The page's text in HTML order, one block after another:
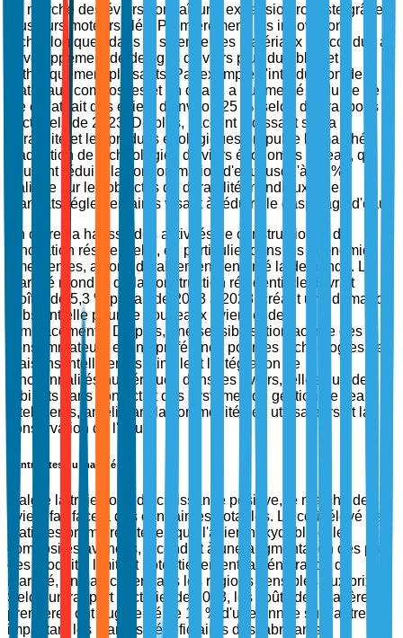
Le marché des éviers connaît une expansion robuste grâce à
plusieurs moteurs clés. Premièrement, les innovations
technologiques dans la science des matériaux ont conduit au
développement de designs d'éviers plus durables et
esthétiquement plaisants. Par exemple, l'introduction de
matériaux composites et en quartz a augmenté la durée de
vie et l'attrait des éviers d'environ 25 %, selon des rapports
sectoriels de 2023. De plus, l'accent croissant sur la
durabilité et les produits écologiques propulse le marché.
L'adoption de technologies d'éviers économes en eau, qui
peuvent réduire la consommation d'eau jusqu'à 30 %,
s'aligne sur les objectifs de durabilité mondiaux et les
mandats réglementaires visant à réduire le gaspillage d'eau.
En outre, la hausse des activités de construction et de
rénovation résidentielle, en particulier dans les économies
émergentes, a considérablement renforcé la demande. Le
marché mondial de la construction résidentielle devrait
croître de 5,3 % par an de 2023 à 2028, créant une demande
substantielle pour de nouveaux éviers et des
remplacements. De plus, une sensibilisation accrue des
consommateurs et une préférence pour les technologies de
maisons intelligentes stimulent l'intégration de
fonctionnalités numériques dans les éviers, telles que des
robinets sans contact et des systèmes de gestion de l'eau
intelligents, améliorant la commodité des utilisateurs et la
conservation de l'eau.
Contraintes du marché
Malgré la trajectoire de croissance positive, le marché des
éviers fait face à des contraintes notables. Le coût élevé des
matières premières, telles que l'acier inoxydable et les
composites avancés, a conduit à une augmentation des prix
des produits, limitant potentiellement la pénétration du
marché, en particulier dans les régions sensibles aux prix.
Selon un rapport sectoriel de 2023, les coûts des matières
premières ont augmenté de 15 % d'une année sur l'autre,
impactant les marges bénéficiaires des fabricants.